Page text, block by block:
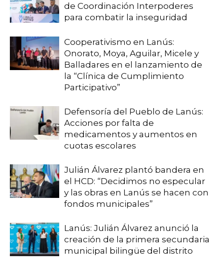
de Coordinación Interpoderes
para combatir la inseguridad
Cooperativismo en Lanús:
Onorato, Moya, Aguilar, Micele y
Balladares en el lanzamiento de
la “Clínica de Cumplimiento
Participativo”
Defensoría del Pueblo de Lanús:
Acciones por falta de
medicamentos y aumentos en
cuotas escolares
Julián Álvarez plantó bandera en
el HCD: “Decidimos no especular
y las obras en Lanús se hacen con
fondos municipales”
Lanús: Julián Álvarez anunció la
creación de la primera secundaria
municipal bilingüe del distrito